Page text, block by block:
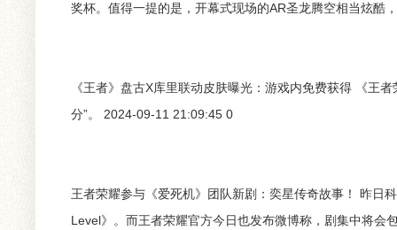
奖杯。值得一提的是，开幕式现场的AR圣龙腾空相当炫
《王者》盘古X库里联动皮肤曝光：游戏内免费获得 《王
分”。 2024-09-11 21:09:45 0
王者荣耀参与《爱死机》团队新剧：奕星传奇故事！ 昨日
Level》。而王者荣耀官方今日也发布微博称，剧集中将会